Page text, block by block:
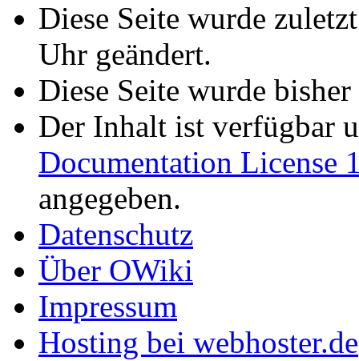
Diese Seite wurde
Uhr geändert.
Diese Seite wurde
Der Inhalt ist verfügbar
Documentation License
angegeben.
Datenschutz
Über OWiki
Impressum
Hosting bei webhoster.de